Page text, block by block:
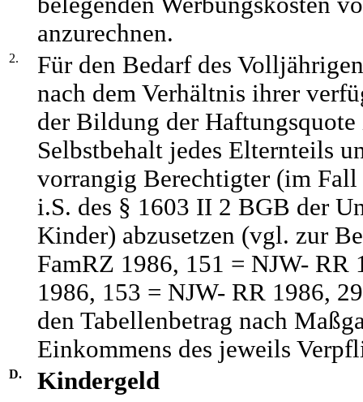
anzurechnen.
2.
Für den Bedarf des
nach dem Verhältnis ihrer
der Bildung der Haftungsquote
Selbstbehalt jedes Elternteils
vorrangig Berechtigter (im
i.S. des § 1603 II 2 BGB der
Kinder) abzusetzen (vgl. zur
FamRZ 1986, 151 = NJW- RR
1986, 153 = NJW- RR 1986,
den Tabellenbetrag nach
Einkommens des jeweils
D.
Kindergeld